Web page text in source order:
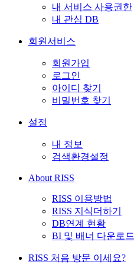
내 서비스 사용권한
내 관심 DB
회원서비스
회원가입
로그인
아이디 찾기
비밀번호 찾기
설정
내 정보
검색환경설정
About RISS
RISS 이용방법
RISS 지식더하기
DB연계 현황
BI 및 배너 다운로드
RISS 처음 방문 이세요?